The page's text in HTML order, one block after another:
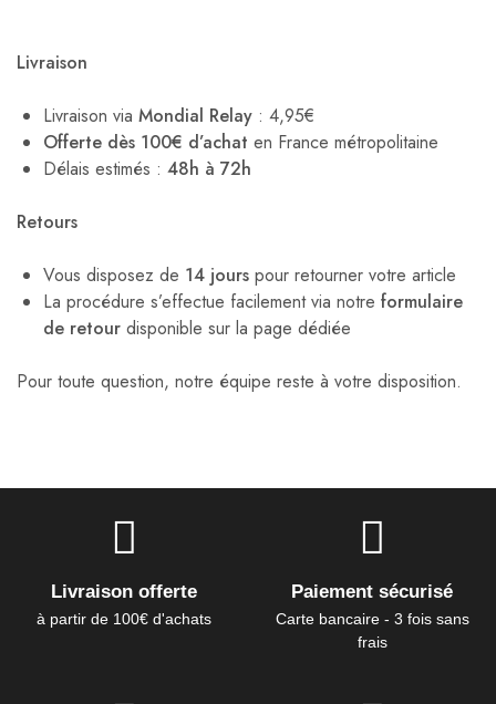
Livraison
Livraison via Mondial Relay : 4,95€
Offerte dès 100€ d’achat en France métropolitaine
Délais estimés : 48h à 72h
Retours
Vous disposez de 14 jours pour retourner votre article
La procédure s’effectue facilement via notre formulaire
de retour disponible sur la page dédiée
Pour toute question, notre équipe reste à votre disposition.
Livraison offerte
à partir de 100€ d'achats
Paiement sécurisé
Carte bancaire - 3 fois sans
frais